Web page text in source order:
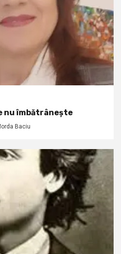
nu îmbătrânește
Baciu